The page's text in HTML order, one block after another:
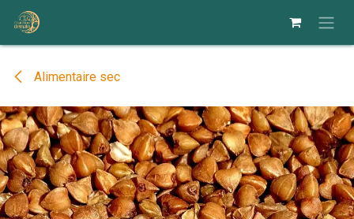
Se rendre au contenu
Alimentaire sec